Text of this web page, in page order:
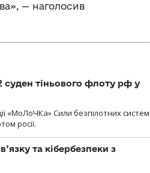
— наголосив
тіньового флоту рф у
«МоЛоЧКа» Сили безпілотних систем
росії.
та кібербезпеки з